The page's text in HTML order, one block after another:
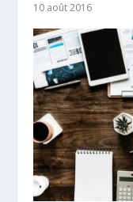
10 août 2016